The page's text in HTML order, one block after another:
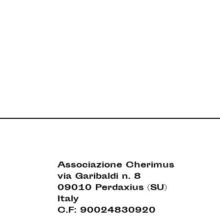
Associazione Cherimus
via Garibaldi n. 8
09010 Perdaxius (SU)
Italy
C.F: 90024830920